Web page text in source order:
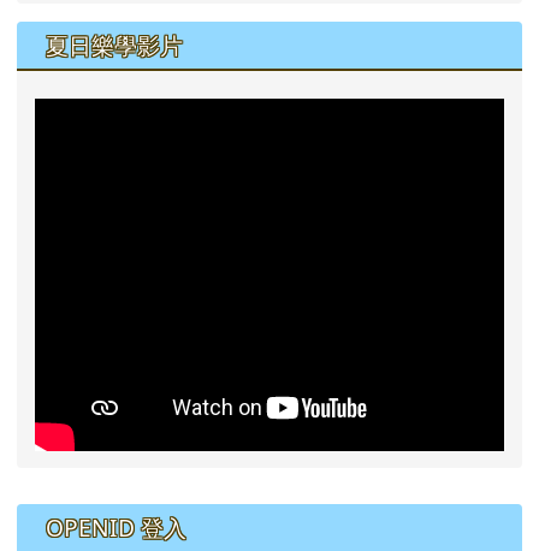
夏日樂學影片
右邊區域內容
OPENID 登入